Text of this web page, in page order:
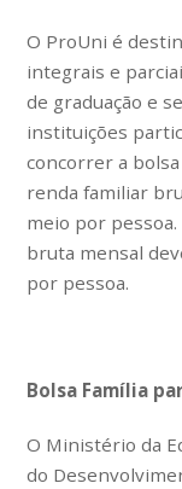
O ProUni é
integrais e
de graduação e
instituições
concorrer a
renda familiar
meio por
bruta mensal
por pessoa.
Bolsa Família
O Ministério da
do